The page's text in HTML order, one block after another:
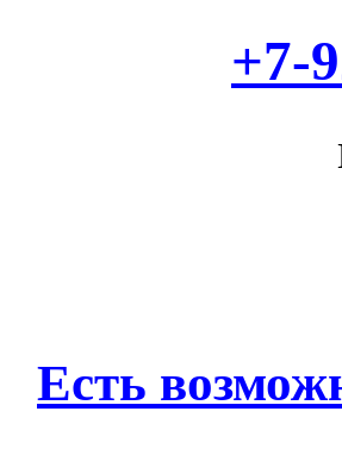
+7-
Есть